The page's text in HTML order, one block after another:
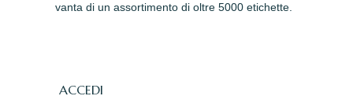
vanta di un assortimento di oltre 5000 etichette.
ACCEDI